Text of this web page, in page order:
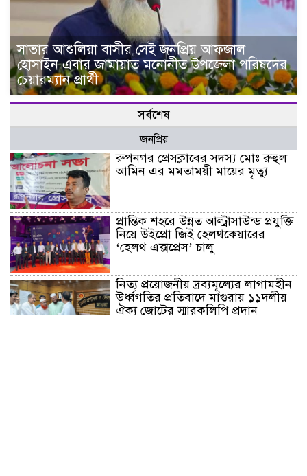
সাভার আশুলিয়া বাসীর সেই জনপ্রিয় আফজাল
হোসাইন এবার জামায়াত মনোনীত উপজেলা পরিষদের
চেয়ারম্যান প্রার্থী
সর্বশেষ
জনপ্রিয়
রুপনগর প্রেসক্লাবের সদস্য মোঃ রুহুল
আমিন এর মমতাময়ী মায়ের মৃত্যু
প্রান্তিক শহরে উন্নত আল্ট্রাসাউন্ড প্রযুক্তি
নিয়ে উইপ্রো জিই হেলথকেয়ারের
‘হেলথ এক্সপ্রেস’ চালু
নিত্য প্রয়োজনীয় দ্রব্যমূল্যের লাগামহীন
উর্ধ্বগতির প্রতিবাদে মাগুরায় ১১দলীয়
ঐক্য জোটের স্মারকলিপি প্রদান